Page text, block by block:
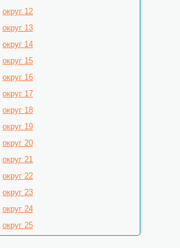
округ 12
округ 13
округ 14
округ 15
округ 16
округ 17
округ 18
округ 19
округ 20
округ 21
округ 22
округ 23
округ 24
округ 25